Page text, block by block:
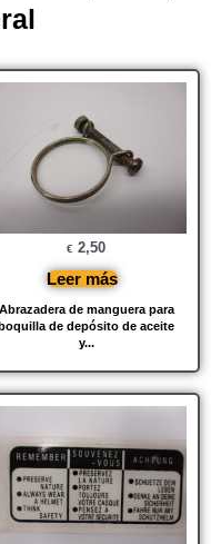
Abrazadera de manguera para
de depósito de aceite
y...
€ 2,50
Leer más